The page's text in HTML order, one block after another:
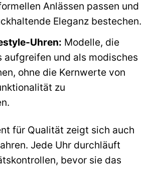
Anlässen passen und
Eleganz bestechen.
Uhren: Modelle, die
aufgreifen und als modisches
ohne die Kernwerte von
zu
für Qualität zeigt sich auch
Jede Uhr durchläuft
bevor sie das